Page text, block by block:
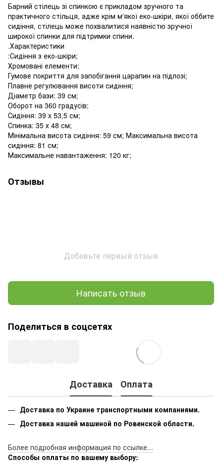
Барний стілець зі спинкою є прикладом зручного та
практичного стільця, адже крім м'якої еко-шкіри, якої оббите
сидіння, стілець може похвалитися наявністю зручної
широкої спинки для підтримки спини.
.Характеристики
:Сидіння з еко-шкіри;
Хромовані елементи;
Гумове покриття для запобігання царапин на підлозі;
Плавне регулювання висоти сидіння;
Діаметр бази: 39 см;
Оборот на 360 градусів;
Сидіння: 39 х 53,5 см;
Спинка: 35 х 48 см;
Мінімальна висота сидіння: 59 см; Максимальна висота
сидіння: 81 см;
Максимальне навантаження: 120 кг;
Отзывы
Добавьте первый отзыв
Написать отзыв
Поделиться в соцсетях
Доставка Оплата
Доставка по Украине транспортными компаниями.
Доставка нашей машиной по Ровенской области.
Более подробная информация по ссылке...
Способы оплаты по вашему выбору: